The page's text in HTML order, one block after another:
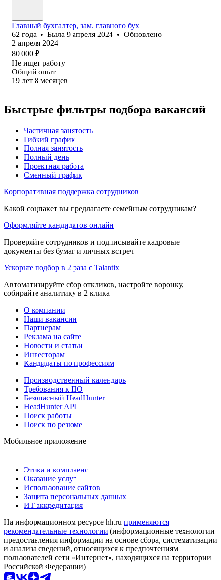
Главный бухгалтер, зам. главного бух
62 года • Была 9 апреля 2024 • Обновлено
2 апреля 2024
80 000 ₽
Не ищет работу
Общий опыт
19 лет 8 месяцев
Быстрые фильтры подбора вакансий
Частичная занятость
Гибкий график
Полная занятость
Полный день
Проектная работа
Сменный график
Корпоративная поддержка сотрудников
Какой соцпакет вы предлагаете семейным сотрудникам?
Оформляйте кандидатов онлайн
Проверяйте сотрудников и подписывайте кадровые
документы без бумаг и личных встреч
Ускорьте подбор в 2 раза с Talantix
Автоматизируйте сбор откликов, настройте воронку,
собирайте аналитику в 2 клика
О компании
Наши вакансии
Партнерам
Реклама на сайте
Новости и статьи
Инвесторам
Кандидаты по профессиям
Производственный календарь
Требования к ПО
Безопасный HeadHunter
HeadHunter API
Поиск работы
Поиск по резюме
Мобильное приложение
Этика и комплаенс
Оказание услуг
Использование сайтов
Защита персональных данных
ИТ аккредитация
На информационном ресурсе hh.ru применяются
рекомендательные технологии (информационные технологии
предоставления информации на основе сбора, систематизации
и анализа сведений, относящихся к предпочтениям
пользователей сети «Интернет», находящихся на территории
Российской Федерации)